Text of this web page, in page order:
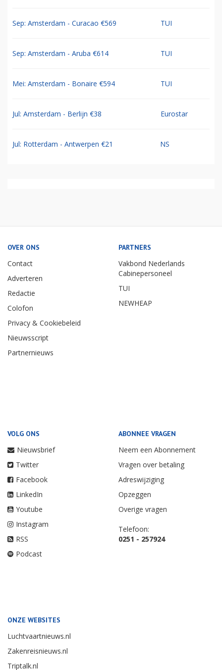
Sep: Amsterdam - Curacao €569 TUI
Sep: Amsterdam - Aruba €614 TUI
Mei: Amsterdam - Bonaire €594 TUI
Jul: Amsterdam - Berlijn €38 Eurostar
Jul: Rotterdam - Antwerpen €21 NS
OVER ONS
Contact
Adverteren
Redactie
Colofon
Privacy & Cookiebeleid
Nieuwsscript
Partnernieuws
PARTNERS
Vakbond Nederlands
Cabinepersoneel
TUI
NEWHEAP
VOLG ONS
Nieuwsbrief
Twitter
Facebook
LinkedIn
Youtube
Instagram
RSS
Podcast
ABONNEE VRAGEN
Neem een Abonnement
Vragen over betaling
Adreswijziging
Opzeggen
Overige vragen
Telefoon:
0251 - 257924
ONZE WEBSITES
Luchtvaartnieuws.nl
Zakenreisnieuws.nl
Triptalk.nl